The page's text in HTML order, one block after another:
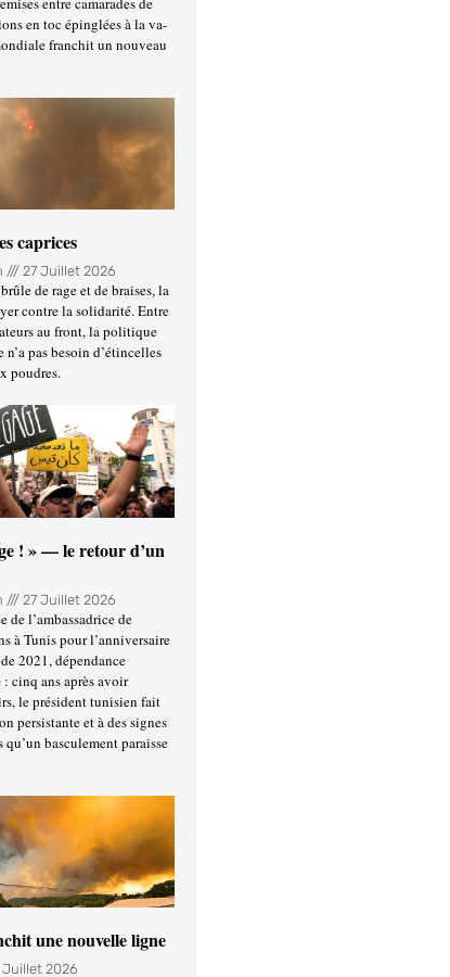
en toc épinglées à la va-
franchit un nouveau
caprices
27 Juillet 2026
de rage et de braises, la
contre la solidarité. Entre
au front, la politique
pas besoin d’étincelles
poudres.
! » — le retour d’un
27 Juillet 2026
de l’ambassadrice de
à Tunis pour l’anniversaire
2021, dépendance
: cinq ans après avoir
le président tunisien fait
persistante et à des signes
qu’un basculement paraisse
une nouvelle ligne
Juillet 2026